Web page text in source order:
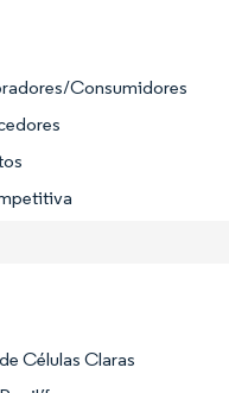
Consumidores
Células Claras